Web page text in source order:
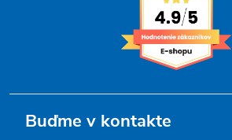
Buďme v kontakte